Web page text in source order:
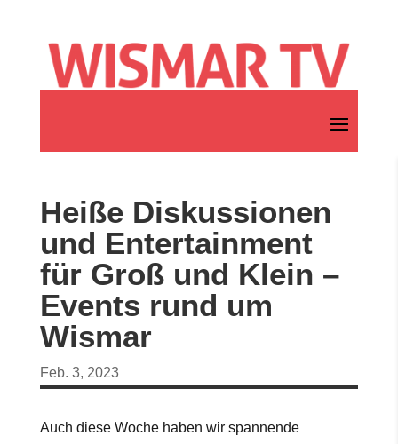
Heiße Diskussionen
und Entertainment
für Groß und Klein –
Events rund um
Wismar
Feb. 3, 2023
Auch diese Woche haben wir spannende